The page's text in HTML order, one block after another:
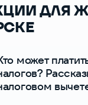
ДЛЯ
может